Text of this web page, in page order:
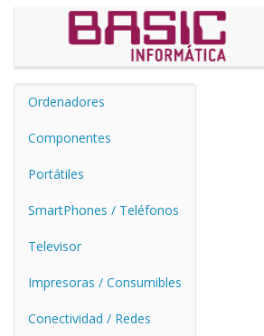
Ordenadores
Componentes
Portátiles
SmartPhones / Teléfonos
Televisor
Impresoras / Consumibles
Conectividad / Redes